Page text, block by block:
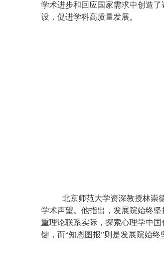
学术进步和回应国家需求中创造
设，促进学科高质量发展。
北京师范大学资深教授林崇
学术声望。他指出，发展院始终
重理论联系实际，探索心理学中
键，而“知恩图报”则是发展院始终